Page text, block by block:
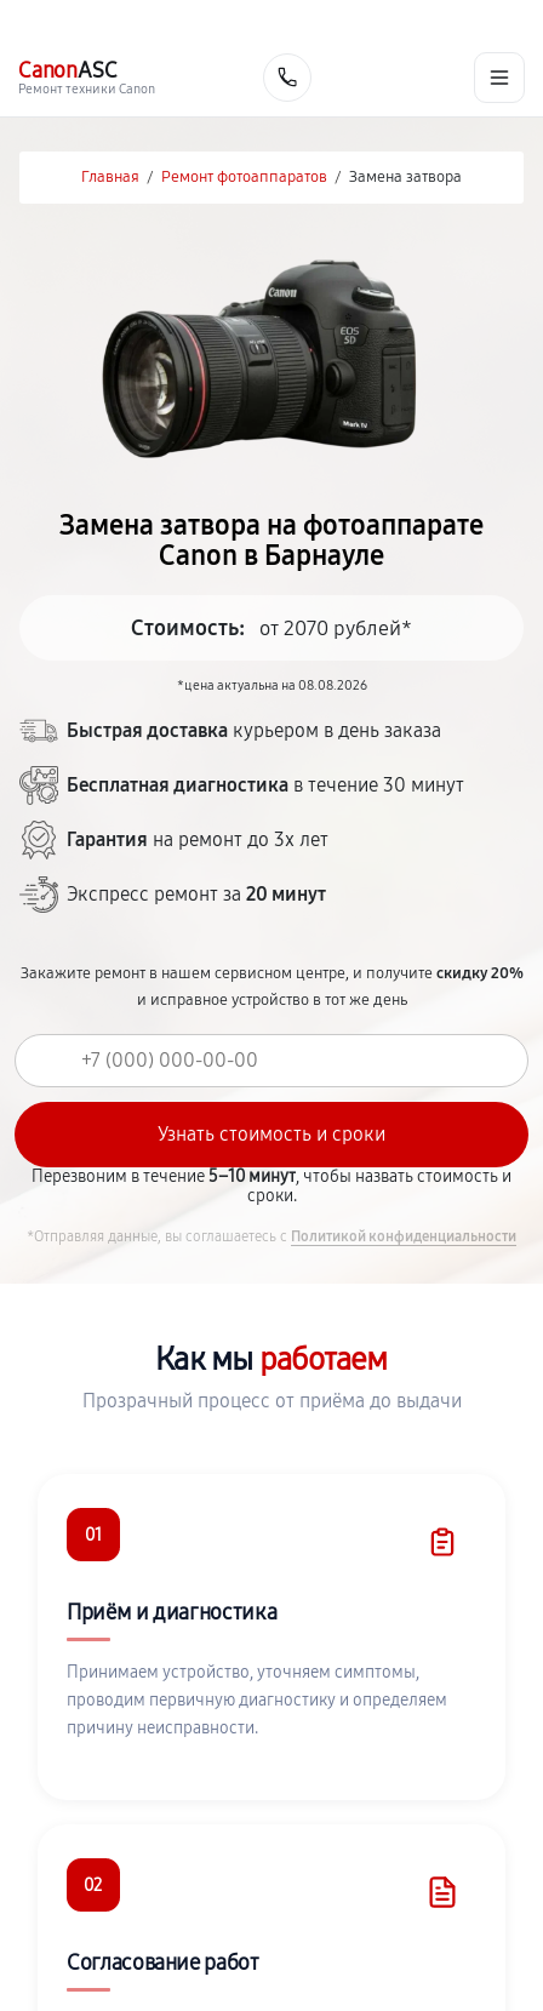
CanonASC
Ремонт техники Canon
Главная / Ремонт фотоаппаратов / Замена затвора
Замена затвора на фотоаппарате
Canon в Барнауле
Стоимость: от 2070 рублей*
*цена актуальна на 08.08.2026
Быстрая доставка курьером в день заказа
Бесплатная диагностика в течение 30 минут
Гарантия на ремонт до 3х лет
Экспресс ремонт за 20 минут
Закажите ремонт в нашем сервисном центре, и получитескидку 20%
и исправное устройство в тот же день
Перезвоним в течение5–10 минут, чтобы назвать стоимость и
сроки.
*Отправляя данные, вы соглашаетесь с Политикой конфиденциальности
Как мы работаем
Прозрачный процесс от приёма до выдачи
01
Приём и диагностика
Принимаем устройство, уточняем симптомы,
проводим первичную диагностику и определяем
причину неисправности.
02
Согласование работ